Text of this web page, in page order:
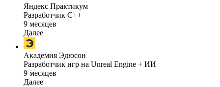
Яндекс Практикум
Разработчик C++
9 месяцев
Далее
Академия Эдюсон
Разработчик игр на Unreal Engine + ИИ
9 месяцев
Далее